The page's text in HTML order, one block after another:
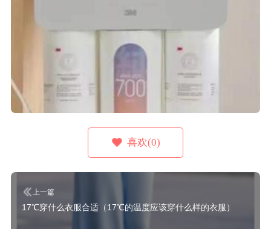
喜欢(0)
上一篇
17℃穿什么衣服合适（17℃的温度应该穿什么样的衣服）